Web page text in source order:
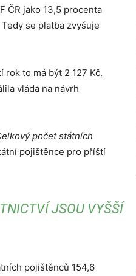
ČR jako 13,5 procenta
se platba zvyšuje
rok to má být 2 127 Kč.
vláda na návrh
počet státních
pojištěnce pro příští
JSOU VYŠŠÍ
pojištěnců 154,6